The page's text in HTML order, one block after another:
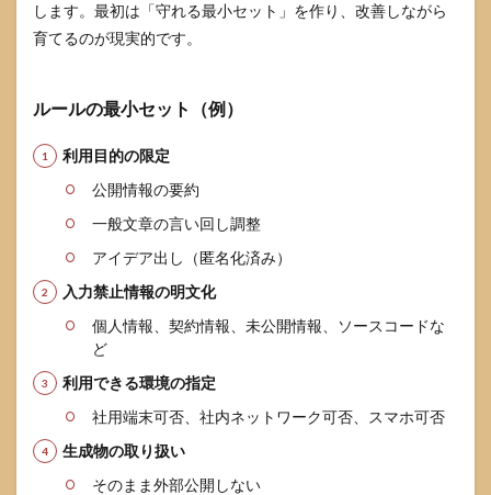
します。最初は「守れる最小セット」を作り、改善しながら
育てるのが現実的です。
ルールの最小セット（例）
利用目的の限定
公開情報の要約
一般文章の言い回し調整
アイデア出し（匿名化済み）
入力禁止情報の明文化
個人情報、契約情報、未公開情報、ソースコードな
ど
利用できる環境の指定
社用端末可否、社内ネットワーク可否、スマホ可否
生成物の取り扱い
そのまま外部公開しない